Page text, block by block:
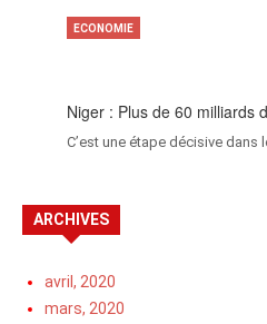
Niger : Plus de 60 milliards
C’est une étape décisive dans
ECONOMIE
ARCHIVES
avril, 2020
mars, 2020